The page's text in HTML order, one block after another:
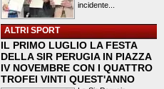
incidente...
ALTRI SPORT
IL PRIMO LUGLIO LA FESTA
DELLA SIR PERUGIA IN PIAZZA
IV NOVEMBRE CON I QUATTRO
TROFEI VINTI QUEST'ANNO